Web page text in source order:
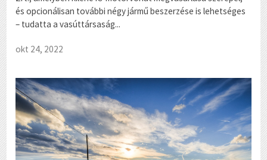
és opcionálisan további négy jármű beszerzése is lehetséges
– tudatta a vasúttársaság...
okt 24, 2022